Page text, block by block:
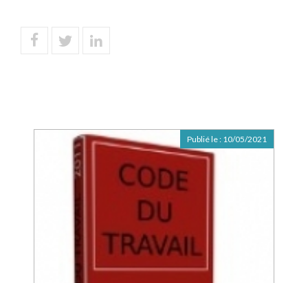
Publié le : 10/05/2021